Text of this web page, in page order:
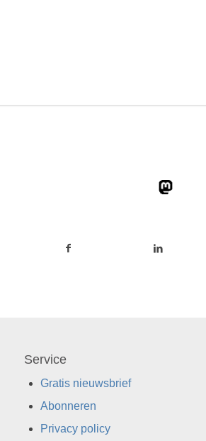
Service
Gratis nieuwsbrief
Abonneren
Privacy policy